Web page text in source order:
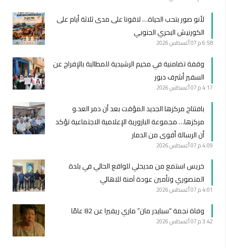
لأنو صور بتحب الحياة… لاقونا على مدى ثلاثة أيام على
الكورنيش البحري الجنوبي
6:58 م 07 أغسطس 2026
وقفة تضامنية في مخيم الرشيدية للمطالبة بالإفراج عن
السفير أشرف دبور
4:17 م 07 أغسطس 2026
بافتتاح مركزها الجديد المؤقت بعد أن دمر العد.و
مركزها… مجموعة البازورية الإعلامية الاجتماعية تؤكد
أن الرسالة أقوى من الدمار
4:09 م 07 أغسطس 2026
خريس استمع من مديحلي للواقع الحالي في بلدة
المنصوري وتأمين عودة آمنة للاهالي
4:01 م 07 أغسطس 2026
وفاة نجمة “سبايدر مان” ماري ريفيرا عن 82 عامًا
3:42 م 07 أغسطس 2026